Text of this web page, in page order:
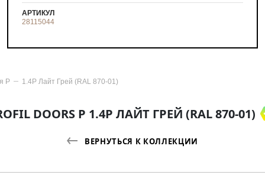
АРТИКУЛ
28115044
P 1.4P Лайт Грей (RAL 870-01)
DOORS P 1.4P ЛАЙТ ГРЕЙ (RAL 870-01)
ВЕРНУТЬСЯ К КОЛЛЕКЦИИ